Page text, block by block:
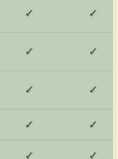
✓ ✓
✓ ✓
✓ ✓
✓ ✓
✓ ✓